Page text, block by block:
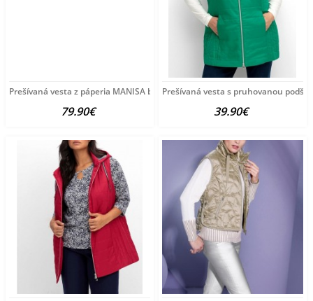
Prešívaná vesta z páperia MANISA by Création L, dymovo modrá
79.90€
Prešívaná vesta s pruhovanou
39.90€